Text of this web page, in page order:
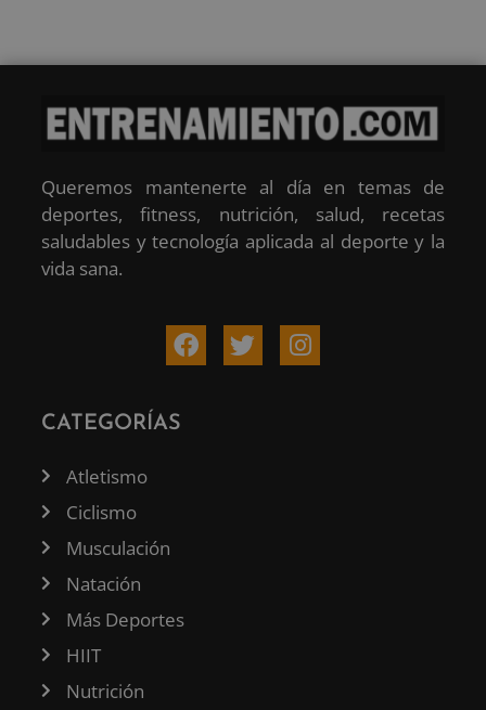
Queremos mantenerte al día en temas de
deportes, fitness, nutrición, salud, recetas
saludables y tecnología aplicada al deporte y la
vida sana.
CATEGORÍAS
Atletismo
Ciclismo
Musculación
Natación
Más Deportes
HIIT
Nutrición